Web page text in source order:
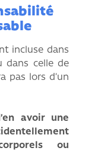
incluse dans
dans celle de
pas lors d’un
avoir une
ou